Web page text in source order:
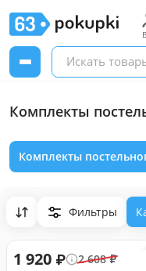
Комплекты
Комплекты
Фильтры
1 920 ₽ 2 608₽